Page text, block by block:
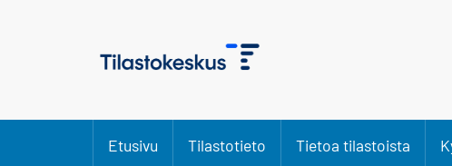
Etusivu Tilastotieto Tietoa tilastoista